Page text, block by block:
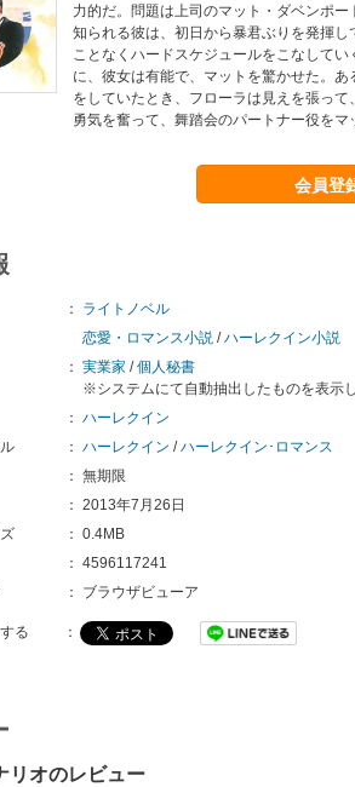
力的だ。問題は上司のマット・ダベンポ
知られる彼は、初日から暴君ぶりを発揮
ことなくハードスケジュールをこなして
に、彼女は有能で、マットを驚かせた。
をしていたとき、フローラは見えを張っ
勇気を奮って、舞踏会のパートナー役をマ
会員登
：
ライトノベル
恋愛・ロマンス小説 /ハーレクイン小説
： 実業家 /個人秘書
※システムにて自動抽出したものを表示
： ハーレクイン
： ハーレクイン /ハーレクイン･ロマンス
： 無期限
： 2013年7月26日
： 0.4MB
： 4596117241
： ブラウザビューア
る ：
リオのレビュー